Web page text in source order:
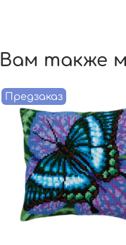
Вам также
Предзаказ